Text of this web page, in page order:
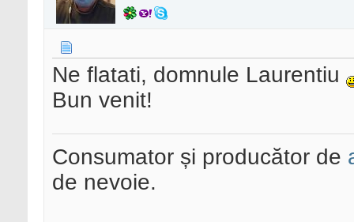
Ne flatati, domnule Laurentiu
Bun venit!
Consumator și producător de
de nevoie.